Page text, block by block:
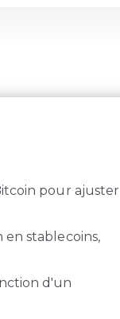
pour ajuster
stablecoins,
d'un